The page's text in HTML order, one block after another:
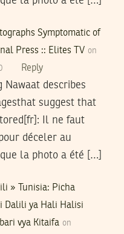
Symptomatic of
Press :: Elites TV on
Reply
describes
suggest that
Il ne faut
déceler au
la photo a été […]
» Tunisia: Picha
Dalili ya Hali Halisi
vya Kitaifa on